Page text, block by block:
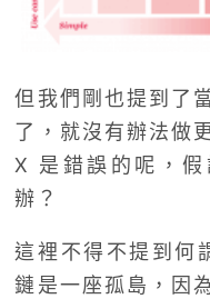
但我們剛也提到了
了，就沒有辦法做
X 是錯誤的呢，
辦？
這裡不得不提到何
鏈是一座孤島，因